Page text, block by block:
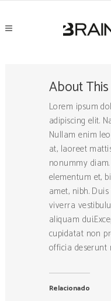
About
Lorem ipsum
adipiscing elit.
Nullam enim
at, laoreet
nonummy
elementum et,
amet, nibh.
viverra
aliquam
cupidatat non
officia
Relacionado